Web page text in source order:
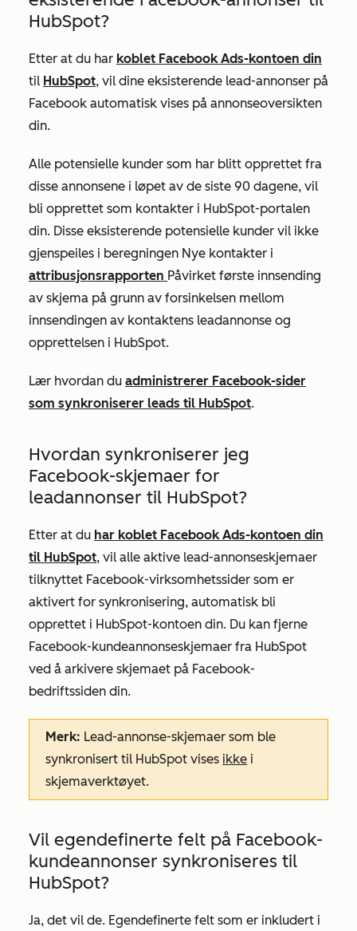
HubSpot?
Etter at du har koblet Facebook Ads-kontoen din
til HubSpot, vil dine eksisterende lead-annonser på
Facebook automatisk vises på annonseoversikten
din.
Alle potensielle kunder som har blitt opprettet fra
disse annonsene i løpet av de siste 90 dagene, vil
bli opprettet som kontakter i HubSpot-portalen
din. Disse eksisterende potensielle kunder vil ikke
gjenspeiles i beregningen Nye kontakter i
attribusjonsrapporten Påvirket første innsending
av skjema på grunn av forsinkelsen mellom
innsendingen av kontaktens leadannonse og
opprettelsen i HubSpot.
Lær hvordan du administrerer Facebook-sider
som synkroniserer leads til HubSpot.
Hvordan synkroniserer jeg
Facebook-skjemaer for
leadannonser til HubSpot?
Etter at du har koblet Facebook Ads-kontoen din
til HubSpot, vil alle aktive lead-annonseskjemaer
tilknyttet Facebook-virksomhetssider som er
aktivert for synkronisering, automatisk bli
opprettet i HubSpot-kontoen din. Du kan fjerne
Facebook-kundeannonseskjemaer fra HubSpot
ved å arkivere skjemaet på Facebook-
bedriftssiden din.
Merk: Lead-annonse-skjemaer som ble
synkronisert til HubSpot vises ikke i
skjemaverktøyet.
Vil egendefinerte felt på Facebook-
kundeannonser synkroniseres til
HubSpot?
Ja, det vil de. Egendefinerte felt som er inkludert i